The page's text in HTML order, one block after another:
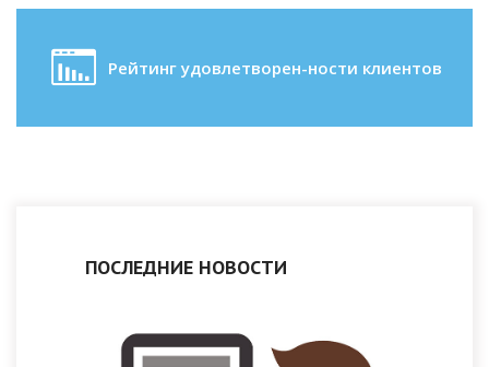
Рейтинг удовлетворен-ности клиентов
ПОСЛЕДНИЕ НОВОСТИ